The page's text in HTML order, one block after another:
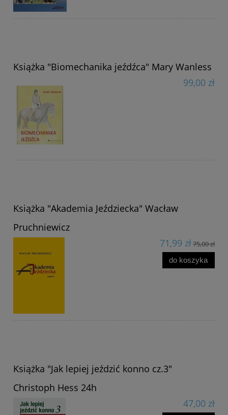
Książka "Biomechanika jeźdźca" Mary Wanless
99,00 zł
Książka "Akademia Jeździecka" Wacław
Pruchniewicz
71,99 zł75,00 zł
do koszyka
Książka "Jak lepiej jeździć konno cz.3"
Christoph Hess 24h
47,00 zł